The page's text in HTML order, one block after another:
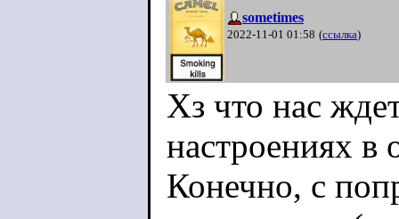
sometimes
2022-11-01 01:58 (ссылка)
Хз что нас
настроениях в
Конечно, с